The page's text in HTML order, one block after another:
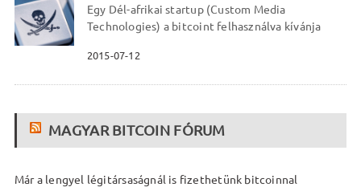
Egy Dél-afrikai startup (Custom Media
Technologies) a bitcoint felhasználva kívánja
2015-07-12
MAGYAR BITCOIN FÓRUM
Már a lengyel légitársaságnál is fizethetünk bitcoinnal